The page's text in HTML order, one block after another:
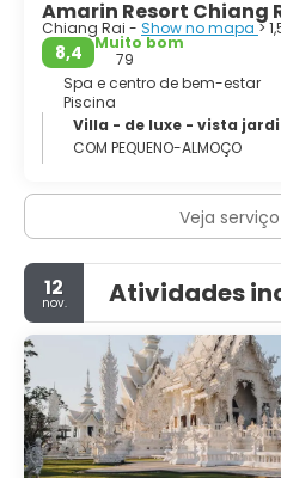
Amarin Resort Chiang
Chiang Rai - Show no mapa>
8,4
Muito bom
79
Spa e centro de bem-estar
Piscina
Villa - de luxe - vista
COM PEQUENO-ALMOÇO
Veja
12
nov. Atividades